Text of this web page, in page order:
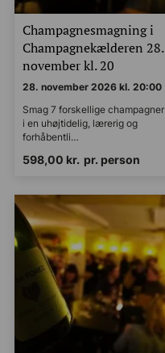
Champagnesmagning i
Champagnekælderen 28.
november kl. 20
28. november 2026 kl. 20:00
Smag 7 forskellige champagner
i en uhøjtidelig, lærerig og
forhåbentli…
598,00 kr. pr. person